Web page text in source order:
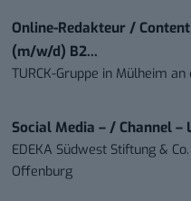
Online-Redakteur /
(m/w/d) B2...
TURCK-Gruppe in Mülheim an
Social Media – / Channel –
EDEKA Südwest Stiftung & Co.
Offenburg